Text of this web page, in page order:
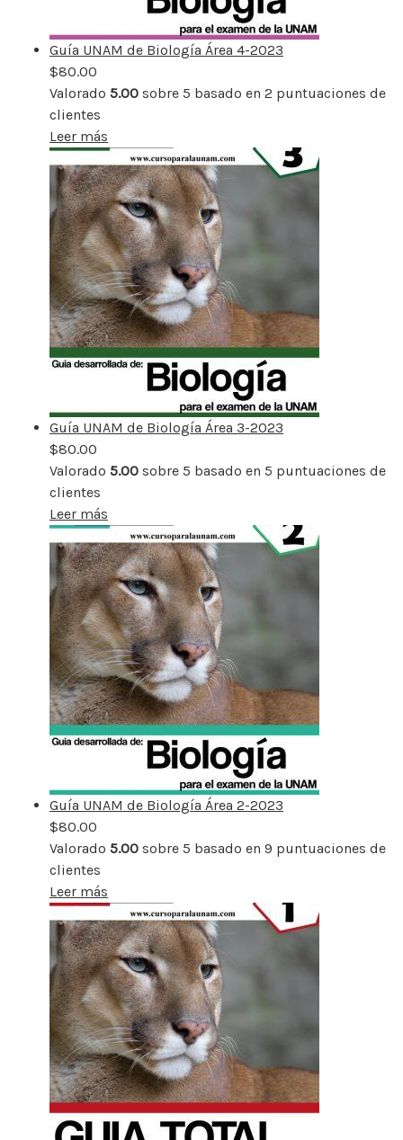
Guía UNAM de Biología Área 4-2023
$80.00
Valorado 5.00 sobre 5 basado en 2 puntuaciones de
clientes
Leer más
Guía UNAM de Biología Área 3-2023
$80.00
Valorado 5.00 sobre 5 basado en 5 puntuaciones de
clientes
Leer más
Guía UNAM de Biología Área 2-2023
$80.00
Valorado 5.00 sobre 5 basado en 9 puntuaciones de
clientes
Leer más